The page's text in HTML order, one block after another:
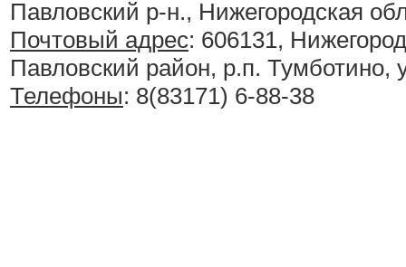
Павловский р-н., Нижегородская
Почтовый адрес: 606131,
Павловский район, р.п. Тумботино,
Телефоны: 8(83171) 6-88-38